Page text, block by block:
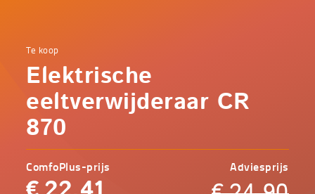
Home
Comfort
Elektrische
eeltverwijderaar
CR 870
Comfoplus
-
Te koop
Elektrische
eeltverwijderaar CR
870
ComfoPlus-prijs Adviesprijs